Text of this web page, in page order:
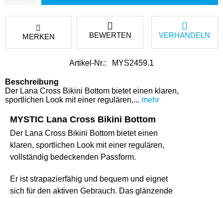
MERKEN BEWERTEN VERHANDELN
Artikel-Nr.: MYS2459.1
Beschreibung
Der Lana Cross Bikini Bottom bietet einen klaren,
sportlichen Look mit einer regulären,... mehr
MYSTIC Lana Cross Bikini Bottom
Der Lana Cross Bikini Bottom bietet einen
klaren, sportlichen Look mit einer regulären,
vollständig bedeckenden Passform.
Er ist strapazierfähig und bequem und eignet
sich für den aktiven Gebrauch. Das glänzende